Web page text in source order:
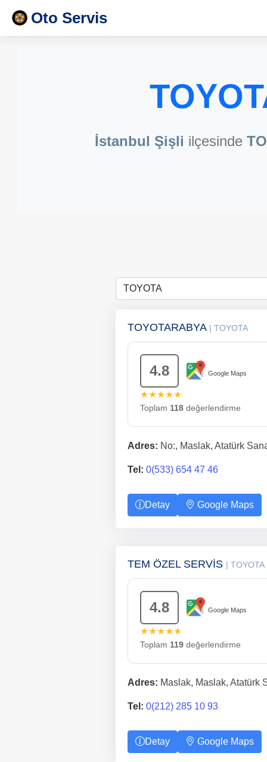
Oto Servis
İstanbul Şişli ilçesinde
TOYOTARABYA | TOYOTA
4.8 Google Maps
★★★★★
Toplam 118değerlendirme
Adres: No:, Maslak, Atatürk
Tel: 0(533) 654 47 46
Detay Google Maps
TEM ÖZEL SERVİS | TOYOTA
4.8 Google Maps
★★★★★
Toplam 119değerlendirme
Adres: Maslak, Maslak, Atatürk
Tel: 0(212) 285 10 93
Detay Google Maps